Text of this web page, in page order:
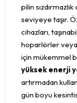
pilin
seviyeye taşır.
cihazları,
hoparlörler veya
için mükemmel
yüksek enerji
artırmadan
gün boyu